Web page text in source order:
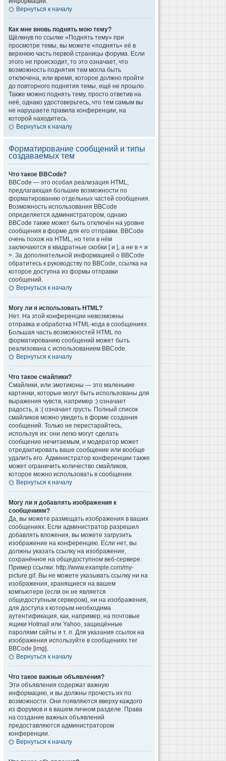
Вернуться к началу
Как мне вновь поднять мою тему?
Щёлкнув по ссылке «Поднять тему» при
просмотре темы, вы можете «поднять» её в
верхнюю часть первой страницы форума. Если
этого не происходит, то это означает, что
возможность поднятия тем могла быть
отключена, или время, которое должно пройти
до повторного поднятия темы, ещё не прошло.
Также можно поднять тему, просто ответив на
неё, однако удостоверьтесь, что тем самым вы
не нарушаете правила конференции, на
которой находитесь.
Вернуться к началу
Форматирование сообщений и типы
создаваемых тем
Что такое BBCode?
BBCode — это особая реализация HTML,
предлагающая большие возможности по
форматированию отдельных частей сообщения.
Возможность использования BBCode
определяется администратором, однако
BBCode также может быть отключён на уровне
сообщения в форме для его отправки. BBCode
очень похож на HTML, но теги в нём
заключаются в квадратные скобки [ и ], а не в < и
>. За дополнительной информацией о BBCode
обратитесь к руководству по BBCode, ссылка на
которое доступна из формы отправки
сообщений.
Вернуться к началу
Могу ли я использовать HTML?
Нет. На этой конференции невозможны
отправка и обработка HTML-кода в сообщениях.
Большая часть возможностей HTML по
форматированию сообщений может быть
реализована с использованием BBCode.
Вернуться к началу
Что такое смайлики?
Смайлики, или эмотиконы — это маленькие
картинки, которые могут быть использованы для
выражения чувств, например :) означает
радость, а :( означает грусть. Полный список
смайликов можно увидеть в форме создания
сообщений. Только не перестарайтесь,
используя их: они легко могут сделать
сообщение нечитаемым, и модератор может
отредактировать ваше сообщение или вообще
удалить его. Администратор конференции также
может ограничить количество смайликов,
которое можно использовать в сообщении.
Вернуться к началу
Могу ли я добавлять изображения к
сообщениям?
Да, вы можете размещать изображения в ваших
сообщениях. Если администратор разрешил
добавлять вложения, вы можете загрузить
изображение на конференцию. Если нет, вы
должны указать ссылку на изображение,
сохранённое на общедоступном веб-сервере.
Пример ссылки: http://www.example.com/my-
picture.gif. Вы не можете указывать ссылку ни на
изображения, хранящиеся на вашем
компьютере (если он не является
общедоступным сервером), ни на изображения,
для доступа к которым необходима
аутентификация, как, например, на почтовые
ящики Hotmail или Yahoo, защищённые
паролями сайты и т. п. Для указания ссылок на
изображения используйте в сообщениях тег
BBCode [img].
Вернуться к началу
Что такое важные объявления?
Эти объявления содержат важную
информацию, и вы должны прочесть их по
возможности. Они появляются вверху каждого
из форумов и в вашем личном разделе. Права
на создание важных объявлений
предоставляются администратором
конференции.
Вернуться к началу